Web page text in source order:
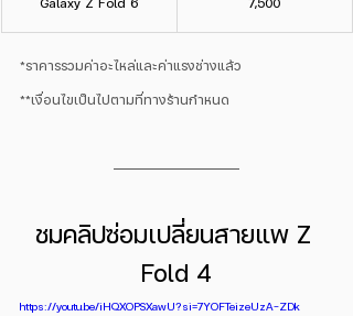
*ราคารรวมค่าอะไหล่และค่าแรงช่างแล้ว
**เงื่อนไขเป็นไปตามที่ทางร้านกำหนด
ชมคลิปซ่อมเปลี่ยนสายแพ Z
Fold 4
https://youtu.be/iHQXOPSXawU?si=7YOFTeizeUzA-ZDk